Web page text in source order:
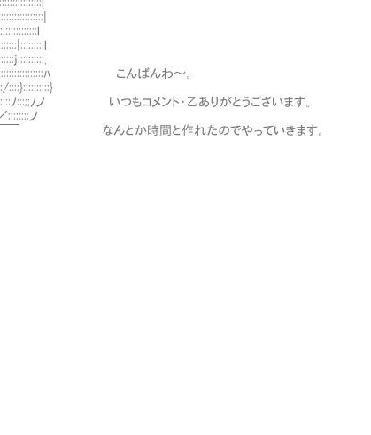
ﾊ こんばんわ～。
つもコメント・乙ありがとうございます。
ノ
とか時間と作れたのでやっていきます。